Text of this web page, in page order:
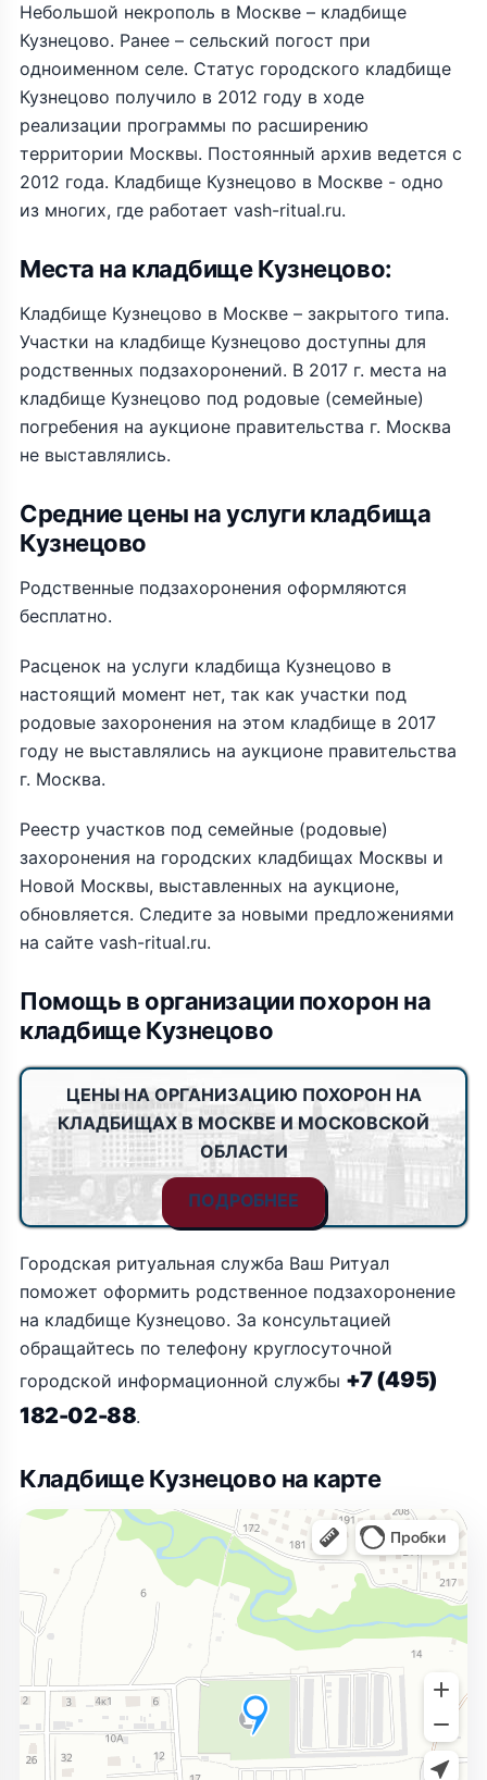
Небольшой некрополь в Москве – кладбище
Кузнецово. Ранее – сельский погост при
одноименном селе. Статус городского кладбище
Кузнецово получило в 2012 году в ходе
реализации программы по расширению
территории Москвы. Постоянный архив ведется с
2012 года. Кладбище Кузнецово в Москве - одно
из многих, где работает vash-ritual.ru.
Места на кладбище Кузнецово:
Кладбище Кузнецово в Москве – закрытого типа.
Участки на кладбище Кузнецово доступны для
родственных подзахоронений. В 2017 г. места на
кладбище Кузнецово под родовые (семейные)
погребения на аукционе правительства г. Москва
не выставлялись.
Средние цены на услуги кладбища
Кузнецово
Родственные подзахоронения оформляются
бесплатно.
Расценок на услуги кладбища Кузнецово в
настоящий момент нет, так как участки под
родовые захоронения на этом кладбище в 2017
году не выставлялись на аукционе правительства
г. Москва.
Реестр участков под семейные (родовые)
захоронения на городских кладбищах Москвы и
Новой Москвы, выставленных на аукционе,
обновляется. Следите за новыми предложениями
на сайте vash-ritual.ru.
Помощь в организации похорон на
кладбище Кузнецово
ЦЕНЫ НА ОРГАНИЗАЦИЮ ПОХОРОН НА
КЛАДБИЩАХ В МОСКВЕ И МОСКОВСКОЙ
ОБЛАСТИ
ПОДРОБНЕЕ
Городская ритуальная служба Ваш Ритуал
поможет оформить родственное подзахоронение
на кладбище Кузнецово. За консультацией
обращайтесь по телефону круглосуточной
городской информационной службы +7 (495)
182-02-88.
Кладбище Кузнецово на карте